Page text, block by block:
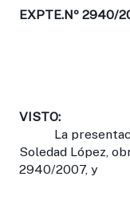
EXPTE.Nº 2940/
VISTO:
La
Soledad López,
2940/2007, y